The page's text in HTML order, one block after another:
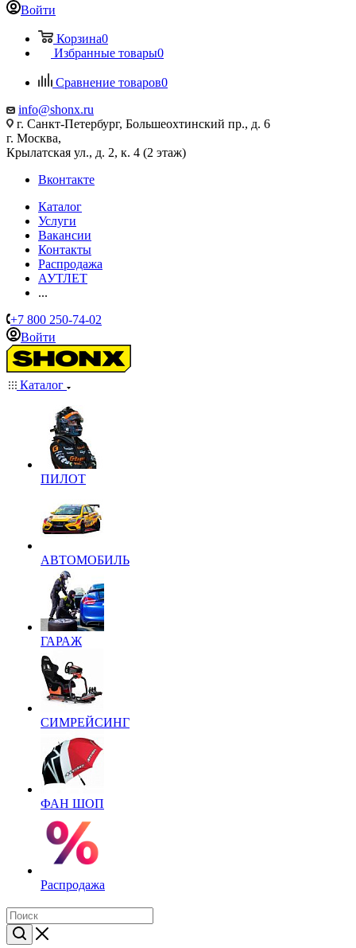
Войти
Корзина0
Избранные товары0
Сравнение товаров0
info@shonx.ru
г. Санкт-Петербург, Большеохтинский пр., д. 6
г. Москва,
Крылатская ул., д. 2, к. 4 (2 этаж)
Вконтакте
Каталог
Услуги
Вакансии
Контакты
Распродажа
АУТЛЕТ
...
+7 800 250-74-02
Войти
Каталог
ПИЛОТ
АВТОМОБИЛЬ
ГАРАЖ
СИМРЕЙСИНГ
ФАН ШОП
Распродажа